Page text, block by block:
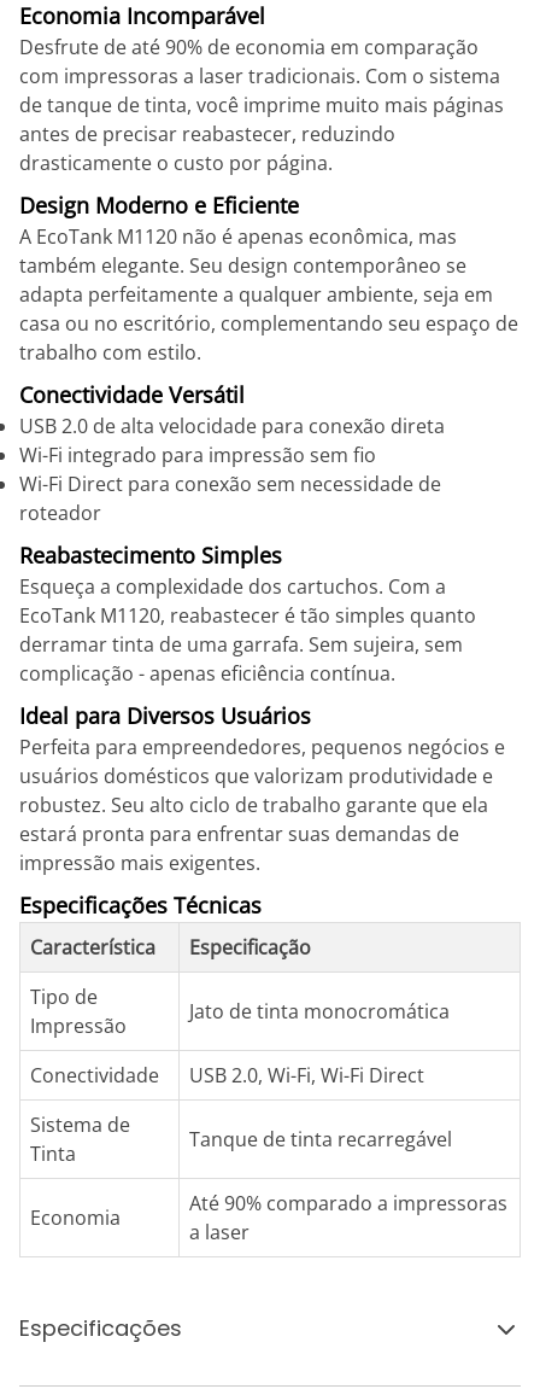
Economia Incomparável
Desfrute de até 90% de economia em comparação
com impressoras a laser tradicionais. Com o sistema
de tanque de tinta, você imprime muito mais páginas
antes de precisar reabastecer, reduzindo
drasticamente o custo por página.
Design Moderno e Eficiente
A EcoTank M1120 não é apenas econômica, mas
também elegante. Seu design contemporâneo se
adapta perfeitamente a qualquer ambiente, seja em
casa ou no escritório, complementando seu espaço de
trabalho com estilo.
Conectividade Versátil
USB 2.0 de alta velocidade para conexão direta
Wi-Fi integrado para impressão sem fio
Wi-Fi Direct para conexão sem necessidade de
roteador
Reabastecimento Simples
Esqueça a complexidade dos cartuchos. Com a
EcoTank M1120, reabastecer é tão simples quanto
derramar tinta de uma garrafa. Sem sujeira, sem
complicação - apenas eficiência contínua.
Ideal para Diversos Usuários
Perfeita para empreendedores, pequenos negócios e
usuários domésticos que valorizam produtividade e
robustez. Seu alto ciclo de trabalho garante que ela
estará pronta para enfrentar suas demandas de
impressão mais exigentes.
Especificações Técnicas
Característica
Especificação
Tipo de
Impressão
Jato de tinta monocromática
Conectividade
USB 2.0, Wi-Fi, Wi-Fi Direct
Sistema de
Tinta
Tanque de tinta recarregável
Economia
Até 90% comparado a impressoras
a laser
Especificações